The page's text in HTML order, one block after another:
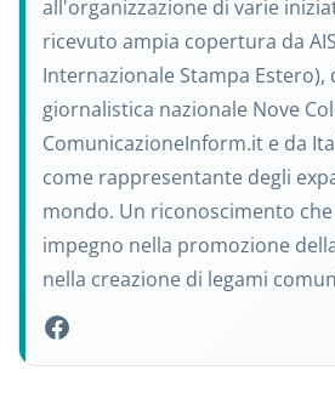
all'organizzazione di varie
ricevuto ampia copertura da
Internazionale Stampa Estero),
giornalistica nazionale Nove
ComunicazioneInform.it e da
come rappresentante degli
mondo. Un riconoscimento
impegno nella promozione
nella creazione di legami